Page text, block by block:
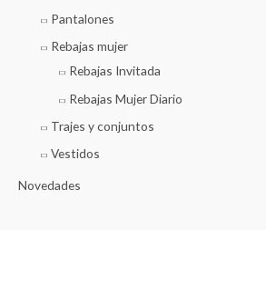
Pantalones
Rebajas mujer
Rebajas Invitada
Rebajas Mujer Diario
Trajes y conjuntos
Vestidos
Novedades